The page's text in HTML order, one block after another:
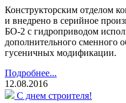
Конструкторским отделом
и внедрено в серийное
БО-2 с гидроприводом
дополнительного сменного
гусеничных модификации.
Подробнее...
12.08.2016
С днем строителя!